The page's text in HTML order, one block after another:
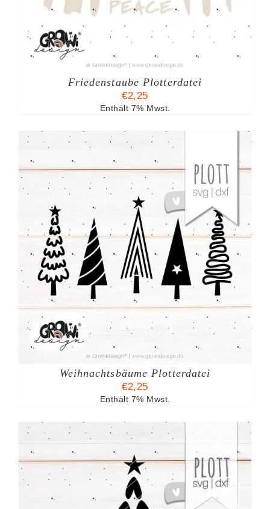
Friedenstaube Plotterdatei
€2,25
Enthält 7% Mwst.
Weihnachtsbäume Plotterdatei
€2,25
Enthält 7% Mwst.